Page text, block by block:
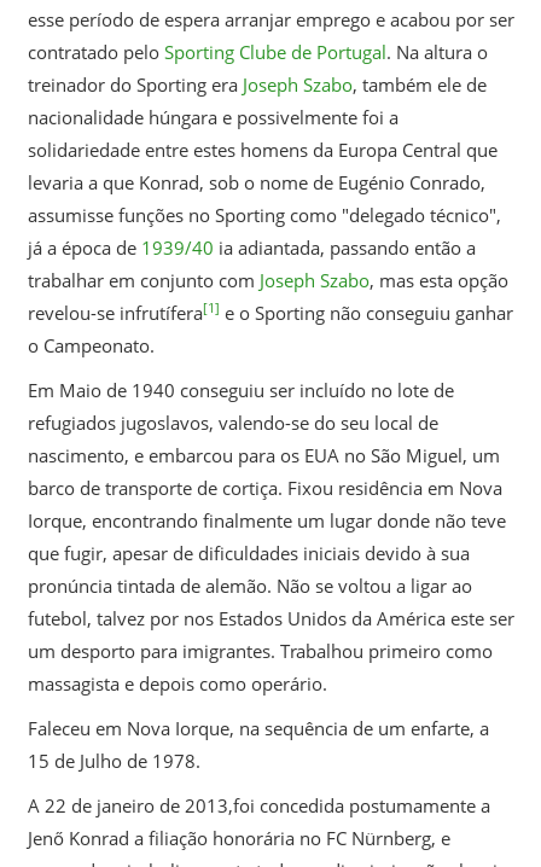
esse período de espera arranjar emprego e acabou por ser
contratado pelo Sporting Clube de Portugal. Na altura o
treinador do Sporting era Joseph Szabo, também ele de
nacionalidade húngara e possivelmente foi a
solidariedade entre estes homens da Europa Central que
levaria a que Konrad, sob o nome de Eugénio Conrado,
assumisse funções no Sporting como "delegado técnico",
já a época de 1939/40 ia adiantada, passando então a
trabalhar em conjunto com Joseph Szabo, mas esta opção
revelou-se infrutífera[1] e o Sporting não conseguiu ganhar
o Campeonato.
Em Maio de 1940 conseguiu ser incluído no lote de
refugiados jugoslavos, valendo-se do seu local de
nascimento, e embarcou para os EUA no São Miguel, um
barco de transporte de cortiça. Fixou residência em Nova
Iorque, encontrando finalmente um lugar donde não teve
que fugir, apesar de dificuldades iniciais devido à sua
pronúncia tintada de alemão. Não se voltou a ligar ao
futebol, talvez por nos Estados Unidos da América este ser
um desporto para imigrantes. Trabalhou primeiro como
massagista e depois como operário.
Faleceu em Nova Iorque, na sequência de um enfarte, a
15 de Julho de 1978.
A 22 de janeiro de 2013,foi concedida postumamente a
Jenő Konrad a filiação honorária no FC Nürnberg, e